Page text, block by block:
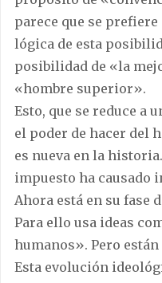
parece que se
lógica de esta
posibilidad de «la
«hombre superior».
Esto, que se reduce a
el poder de hacer del
es nueva en la
impuesto ha causado
Ahora está en su fase
Para ello usa ideas
humanos». Pero
Esta evolución